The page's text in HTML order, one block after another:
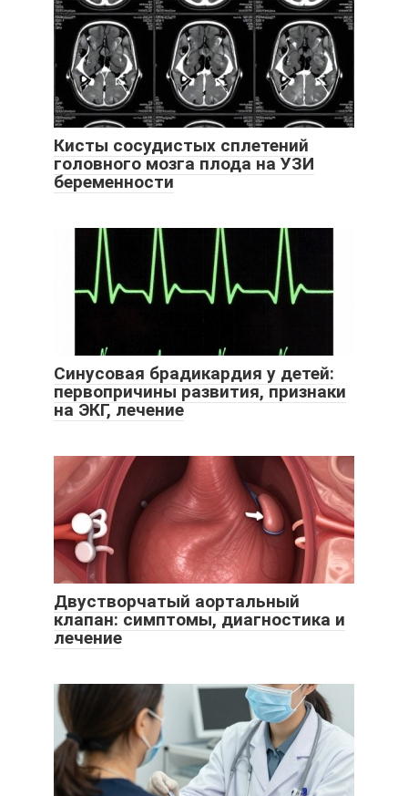
Кисты сосудистых сплетений
головного мозга плода на УЗИ
беременности
Синусовая брадикардия у детей:
первопричины развития, признаки
на ЭКГ, лечение
Двустворчатый аортальный
клапан: симптомы, диагностика и
лечение